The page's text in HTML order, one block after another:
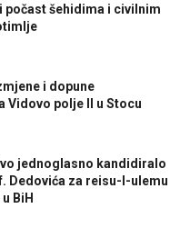
počast šehidima i civilnim
i dopune
Vidovo polje II u Stocu
jednoglasno kandidiralo
Dedovića za reisu-l-ulemu
BiH